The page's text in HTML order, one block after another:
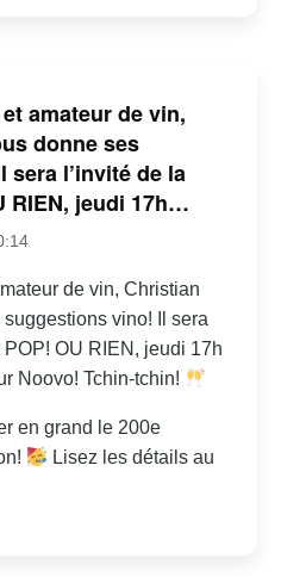
amateur de vin,
donne ses
l’invité de la
RIEN, jeudi 17h…
de vin, Christian
vino! Il sera
POP! OU RIEN, jeudi 17h
Noovo! Tchin-tchin!
en grand le 200e
Lisez les détails au